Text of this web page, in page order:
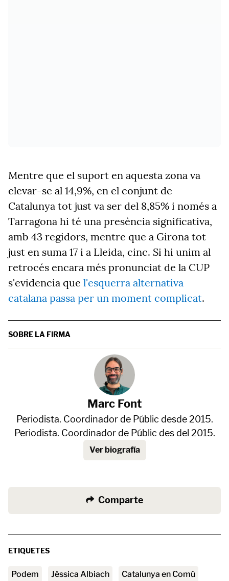
Mentre que el suport en aquesta zona va
elevar-se al 14,9%, en el conjunt de
Catalunya tot just va ser del 8,85% i només a
Tarragona hi té una presència significativa,
amb 43 regidors, mentre que a Girona tot
just en suma 17 i a Lleida, cinc. Si hi unim al
retrocés encara més pronunciat de la CUP
s'evidencia que l'esquerra alternativa
catalana passa per un moment complicat.
SOBRE LA FIRMA
Marc Font
Periodista. Coordinador de Públic desde 2015.
Periodista. Coordinador de Públic des del 2015.
Ver biografía
Comparte
ETIQUETES
Podem Jéssica Albiach Catalunya en Comú